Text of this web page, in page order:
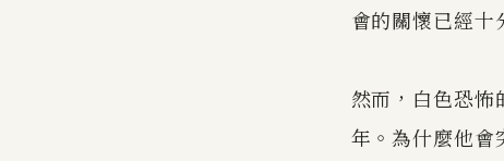
會的關懷已經十
然而，白色恐
年。為什麼他會